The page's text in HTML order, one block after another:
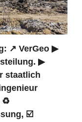
↗️ VerGeo ▶︎
▶︎
staatlich
♻
☑️